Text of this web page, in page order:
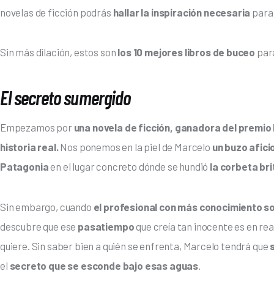
novelas de ficción podrás hallar la inspiración necesaria
Sin más dilación, estos son los 10 mejores libros de buceo
El secreto sumergido
Empezamos por una novela de ficción, ganadora del
historia real. Nos ponemos en la piel de Marcelo un buzo
Patagonia en el lugar concreto dónde se hundió la corbeta
Sin embargo, cuando el profesional con más conocimiento
descubre que ese pasatiempo que creía tan inocente es en
quiere. Sin saber bien a quién se enfrenta, Marcelo tendrá que
el secreto que se esconde bajo esas aguas